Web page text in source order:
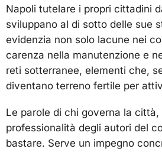
Napoli tutelare i propri cittadini
sviluppano al di sotto delle sue
evidenzia non solo lacune nei
carenza nella manutenzione e
reti sotterranee, elementi che,
diventano terreno fertile per
Le parole di chi governa la
professionalità degli autori del
bastare. Serve un impegno